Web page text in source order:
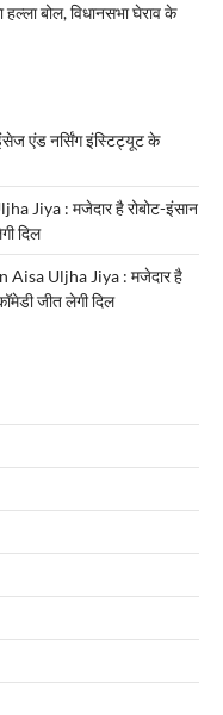
हल्ला बोल, विधानसभा घेराव के
एंड नर्सिंग इंस्टिट्यूट के
Jiya : मजेदार है रोबोट-इंसान
दिल
Aisa Uljha Jiya : मजेदार है
जीत लेगी दिल